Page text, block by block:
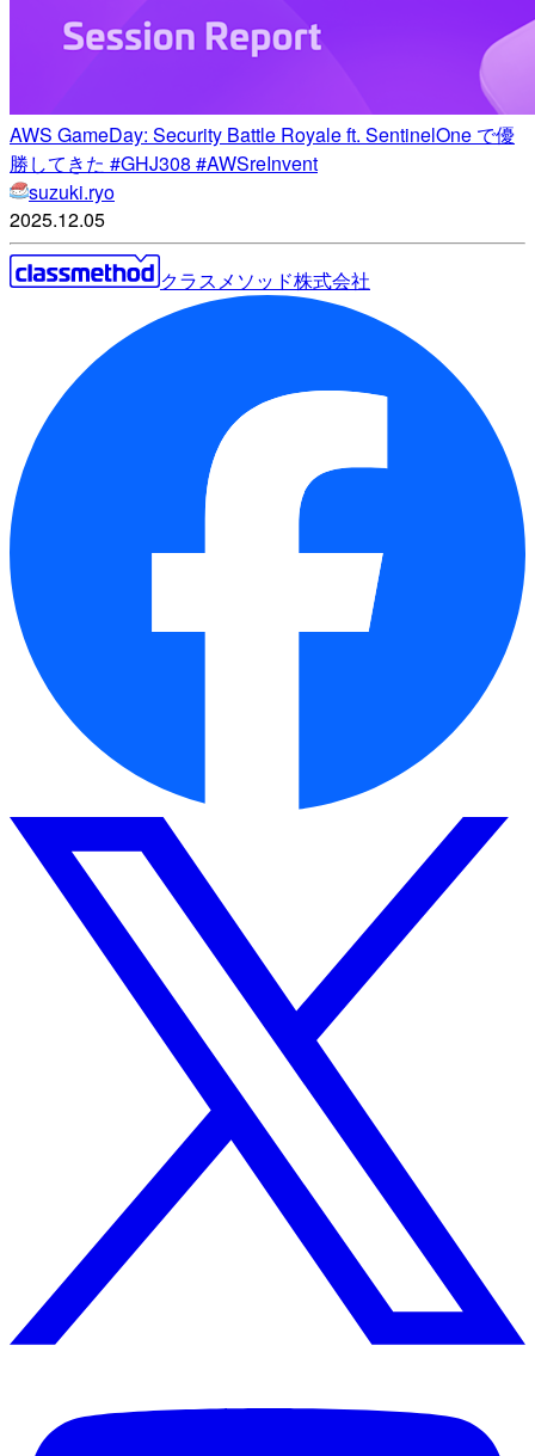
AWS GameDay: Security Battle Royale ft. SentinelOne で優
勝してきた #GHJ308 #AWSreInvent
suzuki.ryo
2025.12.05
クラスメソッド株式会社